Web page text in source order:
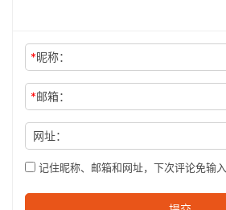
*昵称：
*邮箱：
网址：
记住昵称、邮箱和网址，下次评论免输入